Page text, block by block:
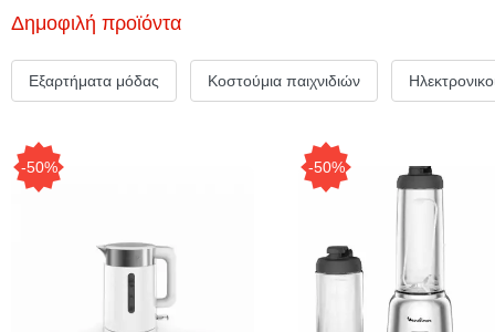
Δημοφιλή προϊόντα
Εξαρτήματα μόδας Κοστούμια παιχνιδιών
-50% -50%